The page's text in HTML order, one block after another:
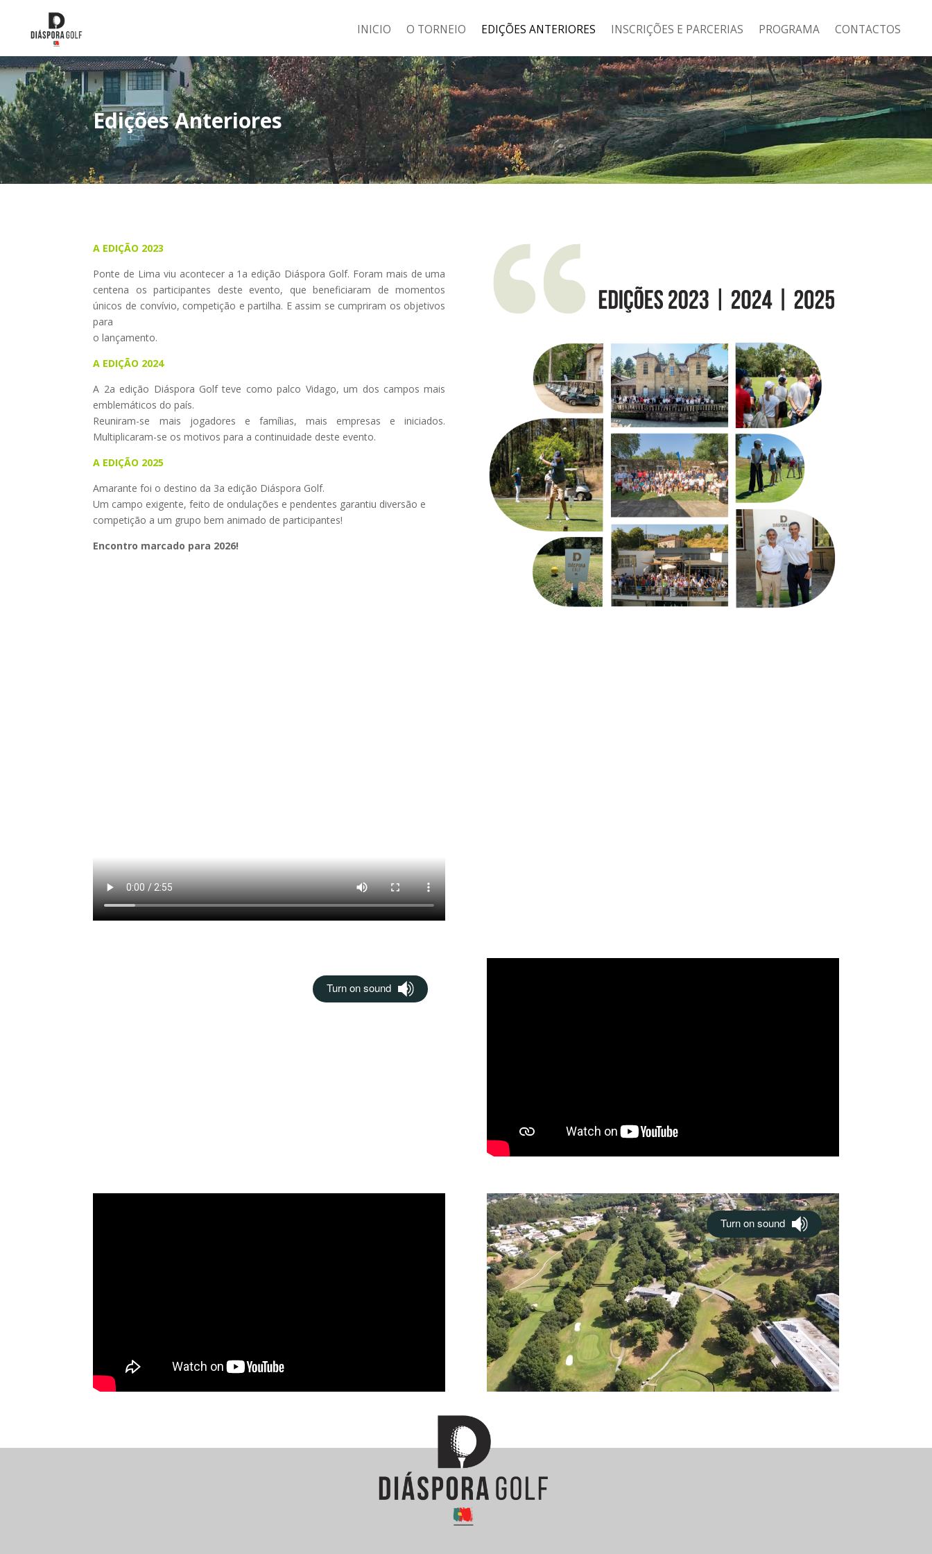
INICIO O TORNEIO EDIÇÕES ANTERIORES INSCRIÇÕES E PARCERIAS PROGRAMA CONTACTOS
Edições Anteriores
A EDIÇÃO 2023
Ponte de Lima viu acontecer a 1a edição Diáspora Golf. Foram mais de uma
centena os participantes deste evento, que beneficiaram de momentos
únicos de convívio, competição e partilha. E assim se cumpriram os objetivos
para
o lançamento.
A EDIÇÃO 2024
A 2a edição Diáspora Golf teve como palco Vidago, um dos campos mais
emblemáticos do país.
Reuniram-se mais jogadores e famílias, mais empresas e iniciados.
Multiplicaram-se os motivos para a continuidade deste evento.
A EDIÇÃO 2025
Amarante foi o destino da 3a edição Diáspora Golf.
Um campo exigente, feito de ondulações e pendentes garantiu diversão e
competição a um grupo bem animado de participantes!
Encontro marcado para 2026!